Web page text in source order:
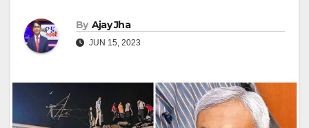
By Ajay Jha
JUN 15, 2023